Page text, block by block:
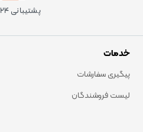
پشتیبانی ۲۴ ساعته
خدمات
پیگیری سفارشات
لیست فروشندگان